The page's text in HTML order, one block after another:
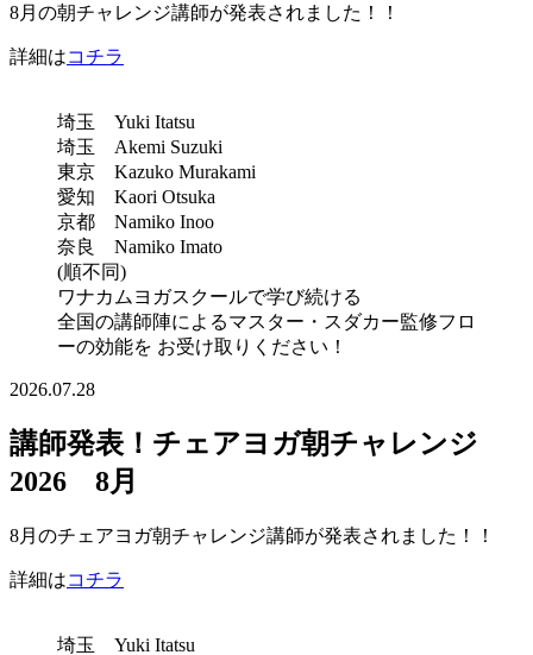
8月の朝チャレンジ講師が発表されました！！
詳細はコチラ
埼玉 Yuki Itatsu
埼玉 Akemi Suzuki
東京 Kazuko Murakami
愛知 Kaori Otsuka
京都 Namiko Inoo
奈良 Namiko Imato
(順不同)
ワナカムヨガスクールで学び続ける
全国の講師陣によるマスター・スダカー監修フロ
ーの効能を お受け取りください！
2026.07.28
講師発表！チェアヨガ朝チャレンジ
2026 8月
8月のチェアヨガ朝チャレンジ講師が発表されました！！
詳細はコチラ
埼玉 Yuki Itatsu